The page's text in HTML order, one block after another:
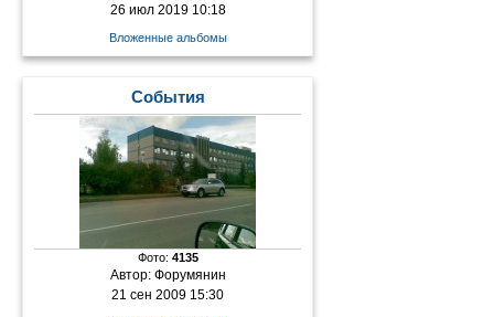
26 июл 2019 10:18
Вложенные альбомы
События
Фото: 4135
Автор: Форумянин
21 сен 2009 15:30